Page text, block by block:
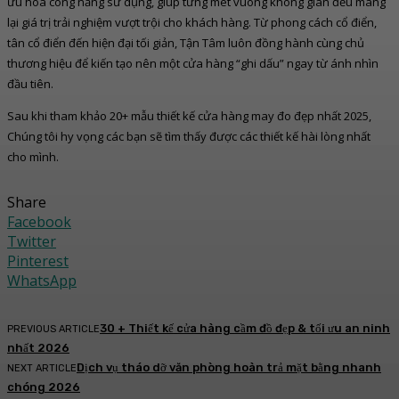
lại giá trị trải nghiệm vượt trội cho khách hàng. Từ phong cách cổ điển,
tân cổ điển đến hiện đại tối giản, Tận Tâm luôn đồng hành cùng chủ
thương hiệu để kiến tạo nên một cửa hàng “ghi dấu” ngay từ ánh nhìn
đầu tiên.
Sau khi tham khảo 20+ mẫu thiết kế cửa hàng may đo đẹp nhất 2025,
Chúng tôi hy vọng các bạn sẽ tìm thấy được các thiết kế hài lòng nhất
cho mình.
Share
Facebook
Twitter
Pinterest
WhatsApp
PREVIOUS ARTICLE30 + Thiết kế cửa hàng cầm đồ đẹp & tối ưu an ninh
nhất 2026
NEXT ARTICLEDịch vụ tháo dỡ văn phòng hoàn trả mặt bằng nhanh
chóng 2026